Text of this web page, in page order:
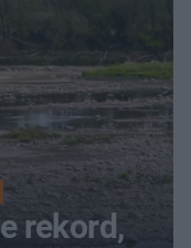
rekord,